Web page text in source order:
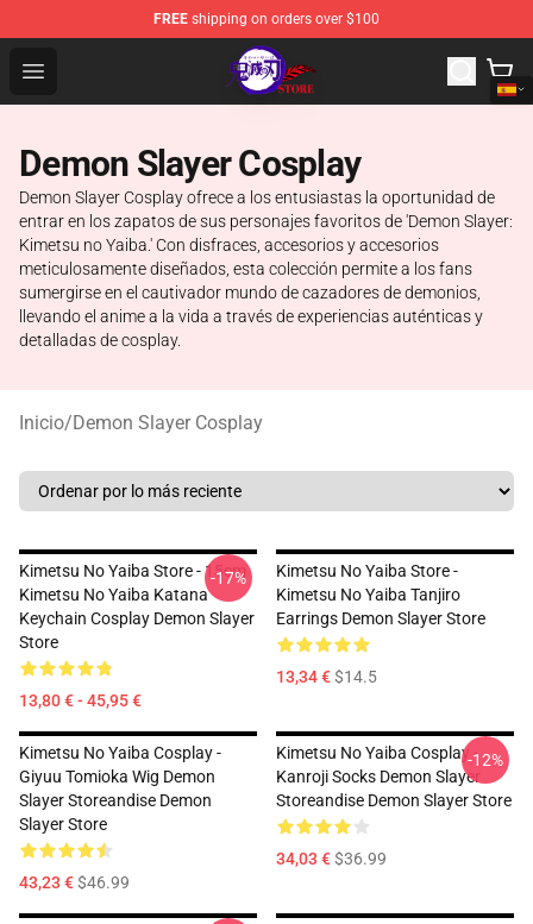
FREE shipping on orders over $100
Open menu
Kimetsu no Yaiba Store - Official Kimetsu no Yaiba
Demon Slayer Cosplay
Demon Slayer Cosplay ofrece a los entusiastas la oportunidad de
entrar en los zapatos de sus personajes favoritos de 'Demon Slayer:
Kimetsu no Yaiba.' Con disfraces, accesorios y accesorios
meticulosamente diseñados, esta colección permite a los fans
sumergirse en el cautivador mundo de cazadores de demonios,
llevando el anime a la vida a través de experiencias auténticas y
detalladas de cosplay.
Inicio/Demon Slayer Cosplay
Kimetsu No Yaiba Store - 15cm
Kimetsu No Yaiba Katana
Keychain Cosplay Demon Slayer
Store
13,80 € - 45,95 €
-17%
Kimetsu No Yaiba Store -
Kimetsu No Yaiba Tanjiro
Earrings Demon Slayer Store
13,34 €$14.5
Kimetsu No Yaiba Cosplay -
Giyuu Tomioka Wig Demon
Slayer Storeandise Demon
Slayer Store
43,23 €$46.99
Kimetsu No Yaiba Cosplay -
Kanroji Socks Demon Slayer
Storeandise Demon Slayer Store
34,03 €$36.99
-12%